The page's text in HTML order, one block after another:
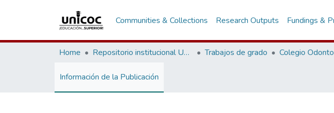
Communities & Collections Research Outputs Fundings &
Home Repositorio institucional Unicoc, RI-unicoc Trabajos de grado
Información de la Publicación